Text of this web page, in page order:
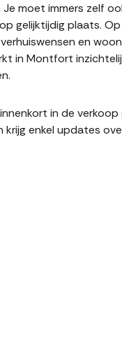
moet immers zelf
gelijktijdig plaats.
en
in Montfort
in de verkoop
enkel updates